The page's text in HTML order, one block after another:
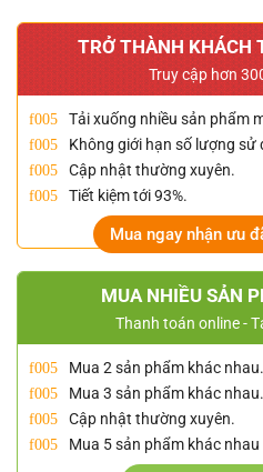
TRỞ THÀNH KHÁCH
Truy cập hơn
Tải xuống nhiều sản phẩm
Không giới hạn số lượng sử
Cập nhật thường xuyên.
Tiết kiệm tới 93%.
Mua ngay nhận ưu
MUA NHIỀU SẢN
Thanh toán online -
Mua 2 sản phẩm khác nhau.
Mua 3 sản phẩm khác nhau.
Cập nhật thường xuyên.
Mua 5 sản phẩm khác nhau